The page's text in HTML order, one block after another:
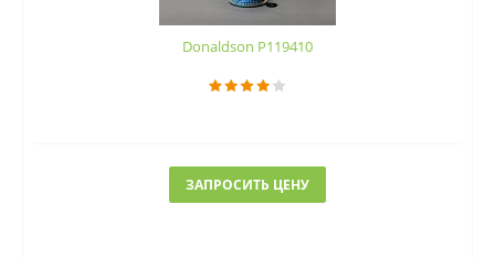
Donaldson P119410
ЗАПРОСИТЬ ЦЕНУ